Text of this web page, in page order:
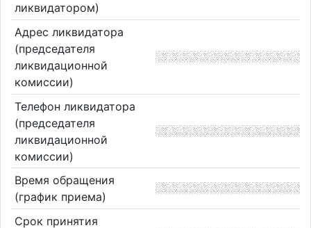
ликвидатором)
Адрес ликвидатора
(председателя
ликвидационной
комиссии)
Телефон ликвидатора
(председателя
ликвидационной
комиссии)
Время обращения
(график приема)
Срок принятия